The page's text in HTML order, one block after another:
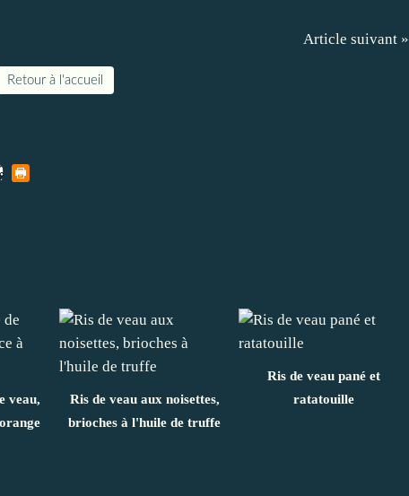
Article suivant »
Retour à l'accueil
veau,
Ris de veau aux noisettes,
brioches à l'huile de truffe
Ris de veau pané et
ratatouille